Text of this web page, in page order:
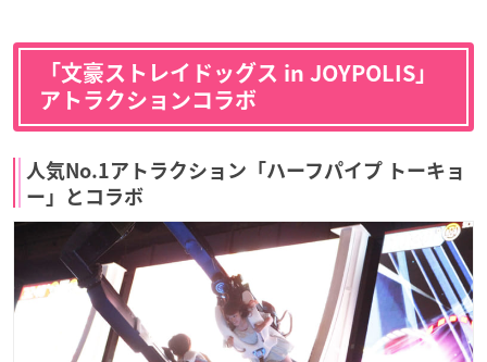
「文豪ストレイドッグス in JOYPOLIS」
アトラクションコラボ
人気No.1アトラクション「ハーフパイプ トーキョ
ー」とコラボ